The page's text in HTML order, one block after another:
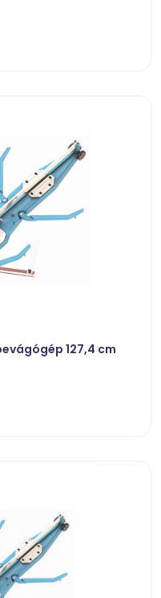
127,4 cm